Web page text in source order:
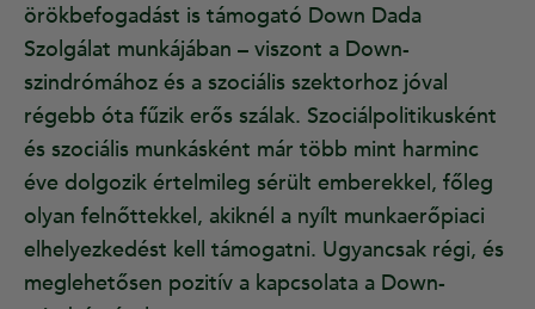
örökbefogadást is támogató Down Dada
Szolgálat munkájában – viszont a Down-
szindrómához és a szociális szektorhoz jóval
régebb óta fűzik erős szálak. Szociálpolitikusként
és szociális munkásként már több mint harminc
éve dolgozik értelmileg sérült emberekkel, főleg
olyan felnőttekkel, akiknél a nyílt munkaerőpiaci
elhelyezkedést kell támogatni. Ugyancsak régi, és
meglehetősen pozitív a kapcsolata a Down-